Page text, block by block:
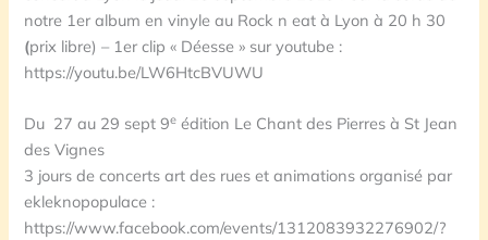
notre 1er album en vinyle au Rock n eat à Lyon à 20 h 30
(prix libre) – 1er clip « Déesse » sur youtube :
https://youtu.be/LW6HtcBVUWU
Du 27 au 29 sept 9e édition Le Chant des Pierres à St Jean
des Vignes
3 jours de concerts art des rues et animations organisé par
ekleknopopulace :
https://www.facebook.com/events/1312083932276902/?